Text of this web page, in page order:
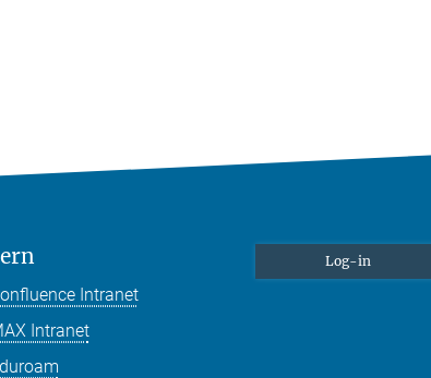
Intranet
Intranet
Log-in